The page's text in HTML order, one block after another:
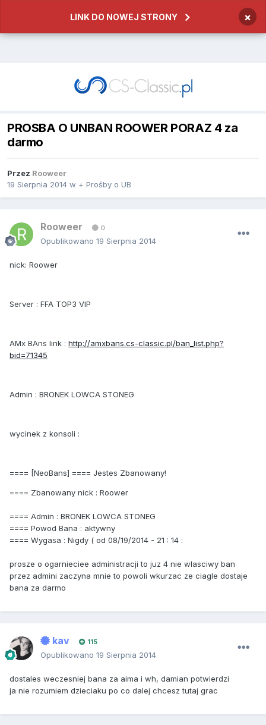
LINK DO NOWEJ STRONY ×
PROSBA O UNBAN ROOWER PORAZ 4 za
darmo
Przez Rooweer
19 Sierpnia 2014 w + Prośby o UB
Rooweer 0
Opublikowano 19 Sierpnia 2014
nick: Roower
Server : FFA TOP3 VIP
AMx BAns link : http://amxbans.cs-classic.pl/ban_list.php?
bid=71345
Admin : BRONEK LOWCA STONEG
wycinek z konsoli :
==== [NeoBans] ==== Jestes Zbanowany!
==== Zbanowany nick : Roower
==== Admin : BRONEK LOWCA STONEG
==== Powod Bana : aktywny
==== Wygasa : Nigdy ( od 08/19/2014 - 21 : 14 :
prosze o ogarnieciee administracji to juz 4 nie wlasciwy ban
przez admini zaczyna mnie to powoli wkurzac ze ciagle dostaje
bana za darmo
kav 115
Opublikowano 19 Sierpnia 2014
dostales weczesniej bana za aima i wh, damian potwierdzi
ja nie rozumiem dzieciaku po co dalej chcesz tutaj grac